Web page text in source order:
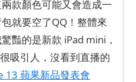
款顏色可能又會造成一
就要空了QQ！整體來
豔的是新款 iPad mini，
吸引人，沒看到直播的
13 蘋果新品發表會